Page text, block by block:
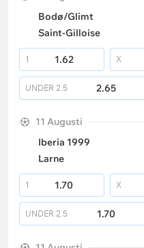
Bodø/Glimt
Saint-Gilloise
1 1.62 X
UNDER 2.5 2.65
11 Augusti
Iberia 1999
Larne
1 1.70 X
UNDER 2.5 1.70